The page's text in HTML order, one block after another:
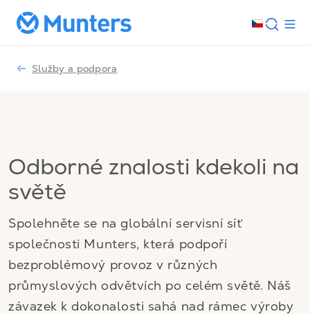
Služby a podpora
Odborné znalosti kdekoli na
světě
Spolehněte se na globální servisní síť
společnosti Munters, která podpoří
bezproblémový provoz v různých
průmyslových odvětvích po celém světě. Náš
závazek k dokonalosti sahá nad rámec výroby